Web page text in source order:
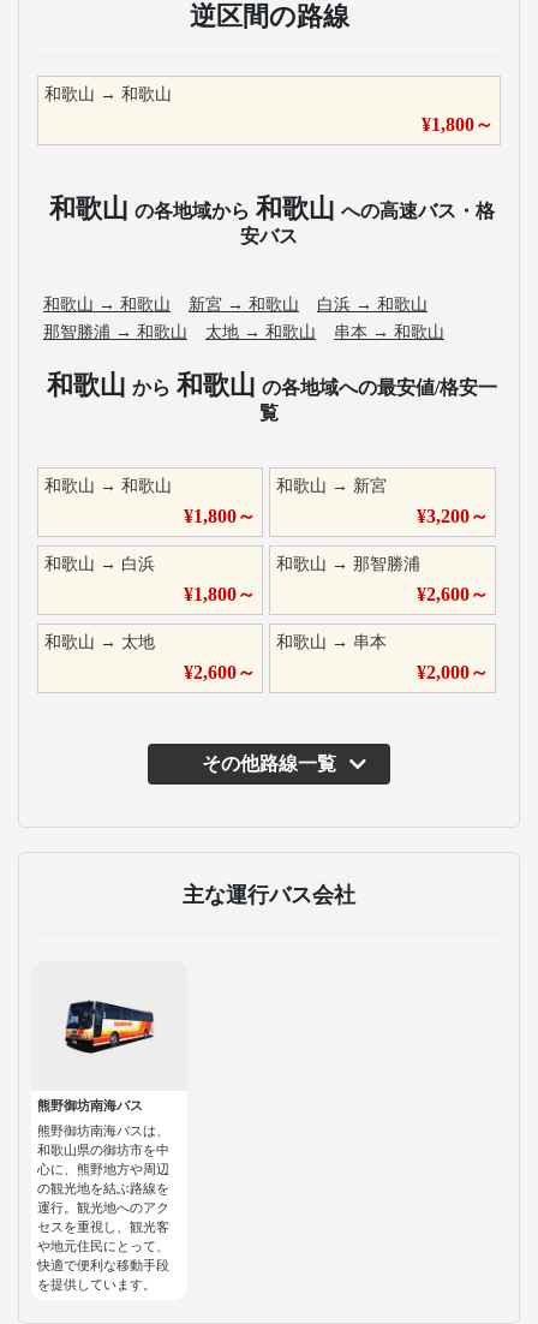
逆区間の路線
和歌山 → 和歌山
¥1,800～
和歌山 の各地域から 和歌山 への高速バス・格
安バス
和歌山 → 和歌山 新宮 → 和歌山 白浜 → 和歌山
那智勝浦 → 和歌山 太地 → 和歌山 串本 → 和歌山
和歌山 から 和歌山 の各地域への最安値/格安一
覧
和歌山 → 和歌山
¥1,800～
和歌山 → 新宮
¥3,200～
和歌山 → 白浜
¥1,800～
和歌山 →那智勝浦
¥2,600～
和歌山 → 太地
¥2,600～
和歌山 → 串本
¥2,000～
その他路線一覧
主な運行バス会社
熊野御坊南海バス
熊野御坊南海バスは、
和歌山県の御坊市を中
心に、熊野地方や周辺
の観光地を結ぶ路線を
運行。観光地へのアク
セスを重視し、観光客
や地元住民にとって、
快適で便利な移動手段
を提供しています。